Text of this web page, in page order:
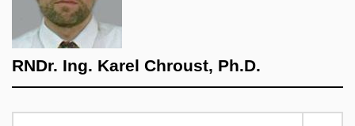
RNDr. Ing. Karel Chroust, Ph.D.